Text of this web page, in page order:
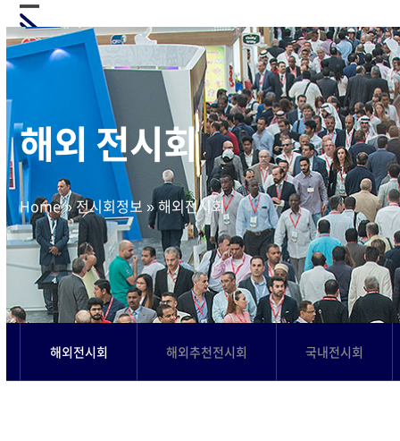
Skip
to
content
Open
mobile
Close
mobile
해외 전시회
Home»전시회정보 »해외전시회
해외전시회 해외추천전시회 국내전시회